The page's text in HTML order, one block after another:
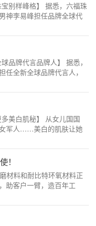
别样峰格】 据悉，六福珠
神李易峰担任品牌全球代
品牌代言品牌人】 据悉，
全新全球品牌代言人，
美白肌秘】 从女儿国国
军人……美白的肌肤让她
！
材料和耐比特环氧材料正
助客户一臂，造百年工